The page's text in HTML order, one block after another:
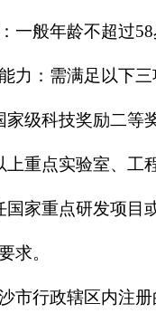
：一般年龄不超过
力：需满足以下三
家级科技奖励二等
上重点实验室、工
国家重点研发项目
求。
市行政辖区内注